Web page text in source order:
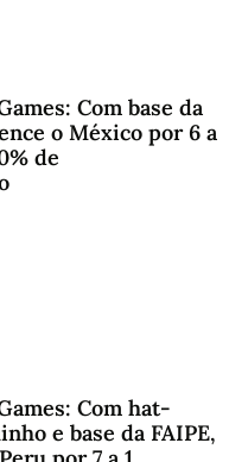
Com base da
o México por 6 a
de
Com hat-
e base da FAIPE,